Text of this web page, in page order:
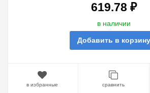
619.78 ₽
в наличии
Добавить в корзину
в избранные сравнить